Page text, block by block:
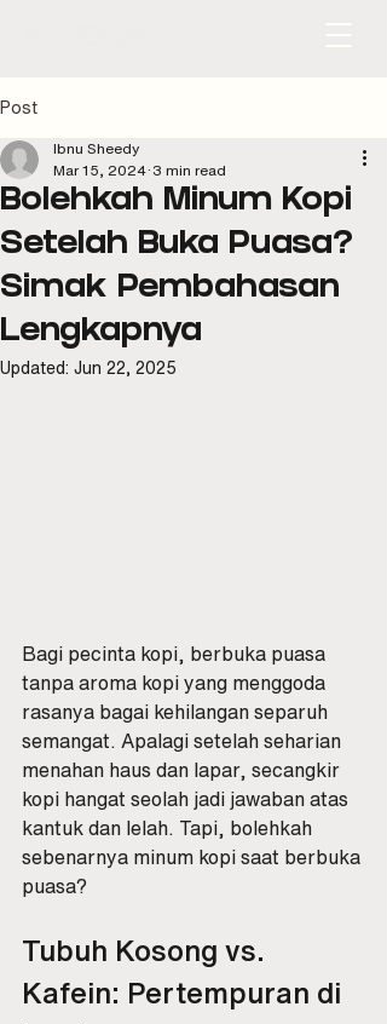
Post
Bolehkah Minum Kopi
Setelah Buka Puasa?
Simak Pembahasan
Lengkapnya
Ibnu Sheedy
Mar 15, 2024 3 min read
Updated: Jun 22, 2025
Bagi pecinta kopi, berbuka puasa
tanpa aroma kopi yang menggoda
rasanya bagai kehilangan separuh
semangat. Apalagi setelah seharian
menahan haus dan lapar, secangkir
kopi hangat seolah jadi jawaban atas
kantuk dan lelah. Tapi, bolehkah
sebenarnya minum kopi saat berbuka
puasa?
Tubuh Kosong vs.
Kafein: Pertempuran di